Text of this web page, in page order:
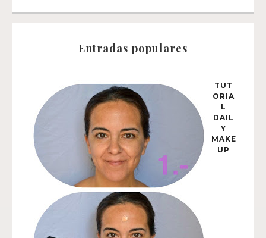
Entradas populares
TUT
ORIA
L
DAIL
Y
MAKE
UP